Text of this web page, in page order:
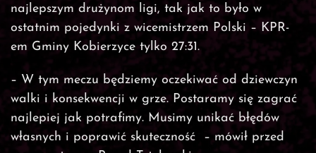
najlepszym drużynom ligi, tak jak to było w
ostatnim pojedynki z wicemistrzem Polski – KPR-
em Gminy Kobierzyce tylko 27:31.
– W tym meczu będziemy oczekiwać od dziewczyn
walki i konsekwencji w grze. Postaramy się zagrać
najlepiej jak potrafimy. Musimy unikać błędów
własnych i poprawić skuteczność – mówił przed